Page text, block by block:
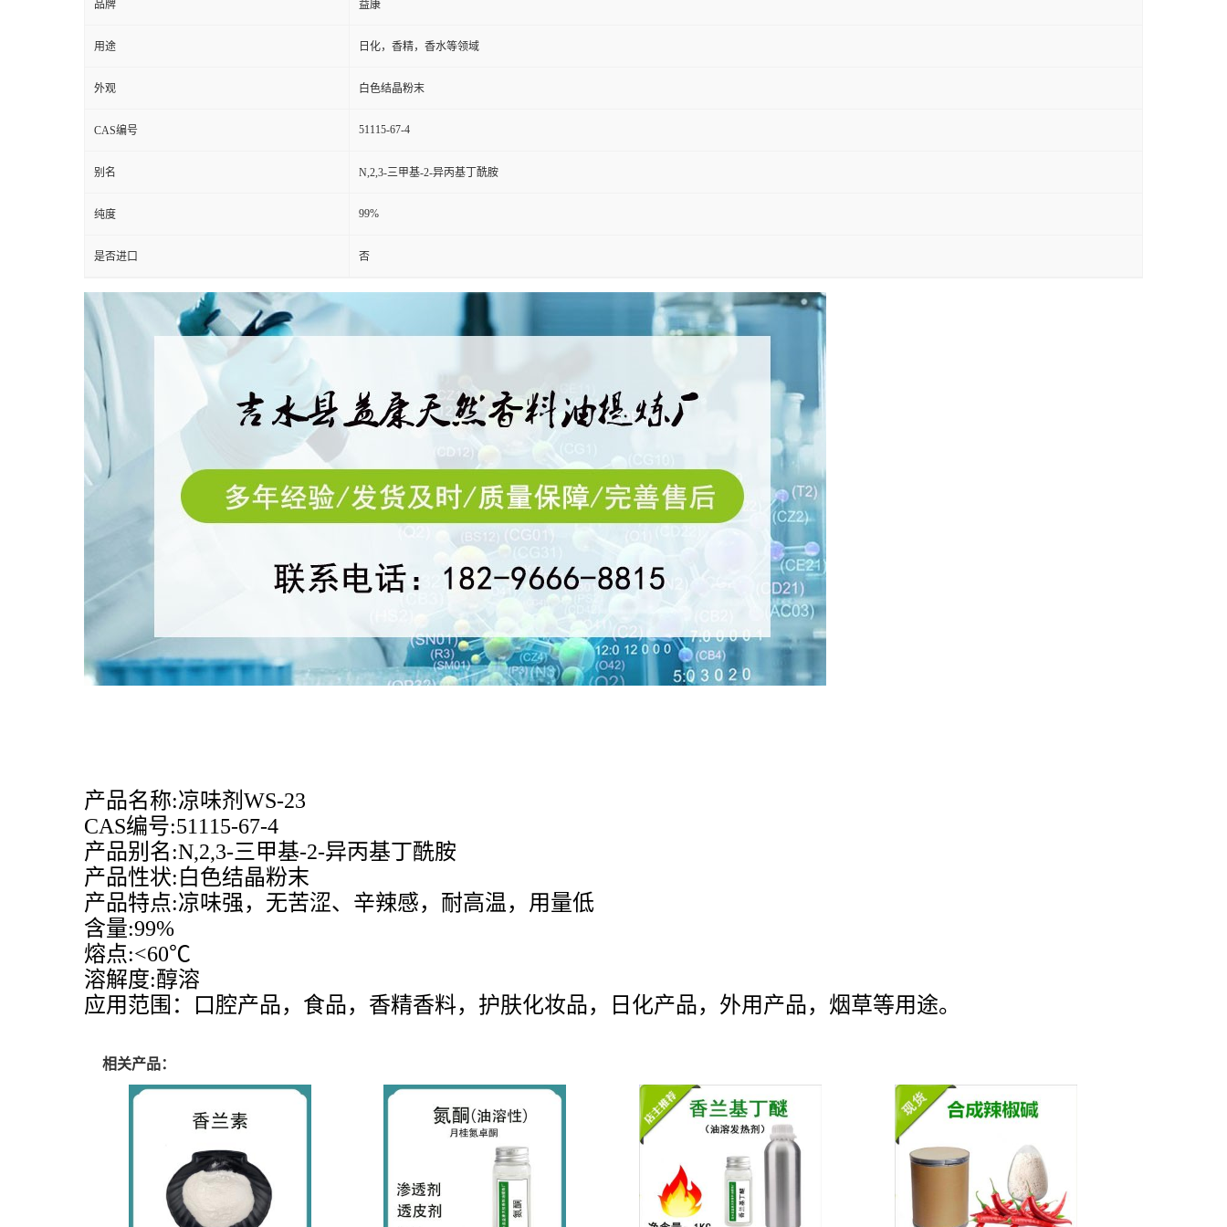
品牌 益康
用途 日化，香精，香水等领域
外观 白色结晶粉末
CAS编号 51115-67-4
别名 N,2,3-三甲基-2-异丙基丁酰胺
纯度 99%
是否进口 否
产品名称:凉味剂 WS-23
CAS编号:51115-67-4
产品别名:N,2,3-三甲基-2-异丙基丁酰胺
产品性状:白色结晶粉末
产品特点:凉味强，无苦涩、辛辣感，耐高温，用量低
含量:99%
熔点:<60℃
溶解度:醇溶
应用范围：口腔产品，食品，香精香料，护肤化妆品，日化产品，外用产品，烟草等用途。
相关产品：